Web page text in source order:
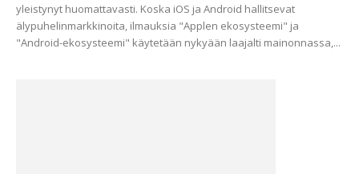
yleistynyt huomattavasti. Koska iOS ja Android hallitsevat
älypuhelinmarkkinoita, ilmauksia "Applen ekosysteemi" ja
"Android-ekosysteemi" käytetään nykyään laajalti mainonnassa,...